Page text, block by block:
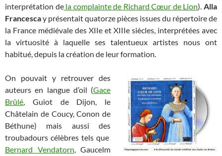
interprétation dela complainte de Richard Cœur de Lion).Alla
Francescay présentait quatorze pièces issues du répertoire de
la France médiévale des XIIe et XIIIe siècles, interprétées avec
la virtuosité à laquelle ses talentueux artistes nous ont
habitué, depuis la création de leur formation.
On pouvait y retrouver des
auteurs en langue d’oil (Gace
Brûlé, Guiot de Dijon, le
Châtelain de Coucy, Conon de
Béthune) mais aussi des
troubadours célèbres tels que
Bernard Vendatorn, Gaucelm